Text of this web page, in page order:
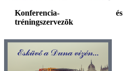
Konferencia- és
tréningszervezõk